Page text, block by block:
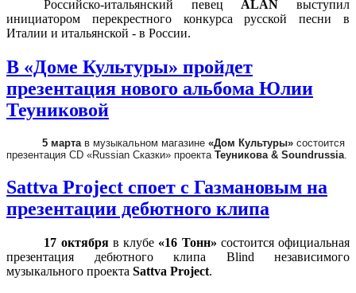
Российско-итальянский певец ALAN выступил
инициатором перекрестного конкурса русской песни в
Италии и итальянской - в России.
В «Доме Культуры» пройдет
презентация нового альбома Юлии
Теуниковой
5 марта в музыкальном магазине«Дом Культуры» состоится
презентация CD «Russian Сказки» проекта Теуникова & Soundrussia
Sattva Project споет с Газмановым на
презентации дебютного клипа
17 октябряв клубе «16 Тонн» состоится официальная
презентация дебютного клипа Blind независимого
музыкального проекта Sattva Project.